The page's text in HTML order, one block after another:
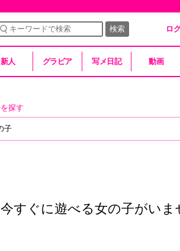
検索 ロ
新人 グラビア 写メ日記 動画
探す
子
今すぐに遊べる女の子がいま